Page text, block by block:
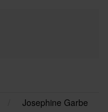
Josephine Garbe